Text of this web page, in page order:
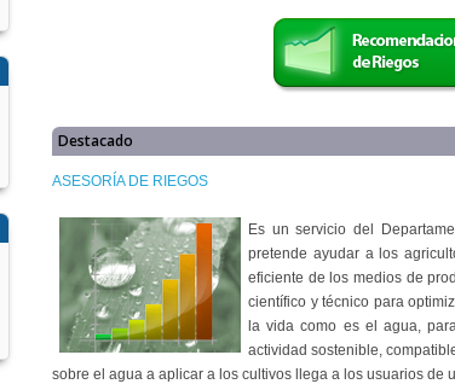
Destacado
ASESORÍA DE RIEGOS
Es un servicio del
pretende ayudar a los
eficiente de los medios de
científico y técnico para
la vida como es el agua,
actividad sostenible,
sobre el agua a aplicar a los cultivos llega a los usuarios de